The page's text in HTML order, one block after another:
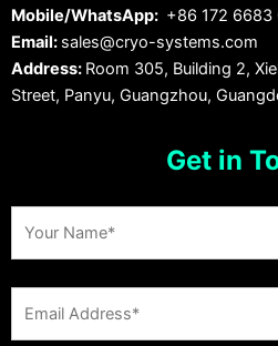
Mobile/WhatsApp: +86 172 6683
Email: sales@cryo-systems.com
Address: Room 305, Building 2,
Street, Panyu, Guangzhou,
Get in